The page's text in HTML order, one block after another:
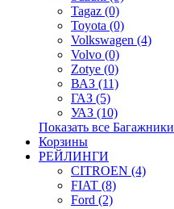
Tagaz (0)
Toyota (0)
Volkswagen (4)
Volvo (0)
Zotye (0)
ВАЗ (11)
ГАЗ (5)
УАЗ (10)
Показать все Багажники
Корзины
РЕЙЛИНГИ
CITROEN (4)
FIAT (8)
Ford (2)